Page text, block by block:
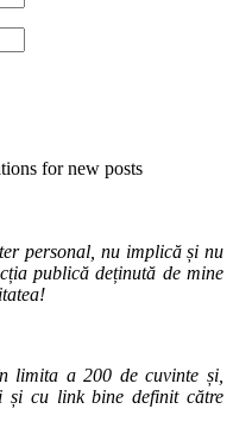
for new posts
personal, nu implică și nu
publică deținută de mine
limita a 200 de cuvinte și,
și cu link bine definit către